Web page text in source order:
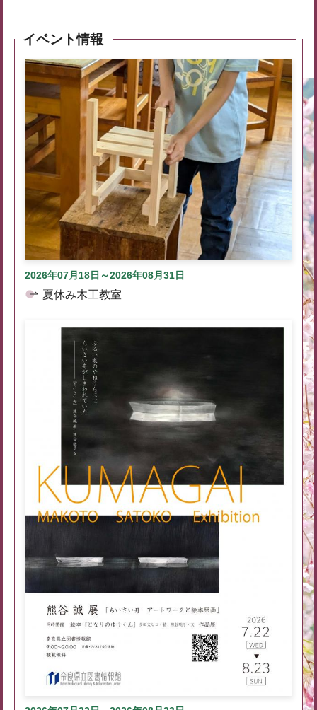
イベント情報
2026年07月18日～2026年08月31日
夏休み木工教室